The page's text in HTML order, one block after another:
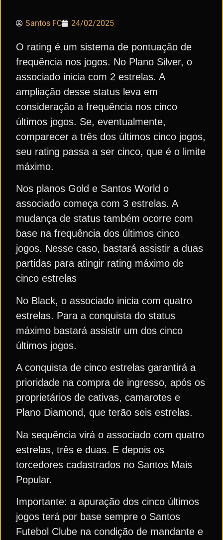
Santos FC 24/02/2025
O rating é um sistema de pontuação de
frequência nos jogos. No Plano Silver, o
associado inicia com 2 estrelas. A
ampliação desse status leva em
consideração a frequência nos cinco
últimos jogos. Se, eventualmente,
comparecer a três dos últimos cinco jogos,
seu rating passa a ser cinco, que é o limite
máximo.
Nos planos Gold e Santos World o
associado começa com 3 estrelas. A
mudança de status também ocorre com
base na frequência dos últimos cinco
jogos. Nesse caso, bastará assistir a duas
partidas para atingir rating máximo de
cinco estrelas
No Black, o associado inicia com quatro
estrelas. Para a conquista do status
máximo bastará assistir um dos cinco
últimos jogos.
A conquista de cinco estrelas garantirá a
prioridade na compra de ingresso, após os
proprietários de cativas, camarotes e
Plano Diamond, que terão seis estrelas.
Na sequência virá o associado com quatro
estrelas, três e duas. E depois os
torcedores cadastrados no Santos Mais
Popular.
Importante: a apuração dos cinco últimos
jogos terá por base sempre o Santos
Futebol Clube na condição de mandante e